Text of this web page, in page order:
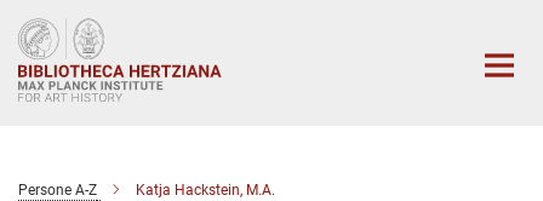
Main-
Content
Persone A-Z Katja Hackstein, M.A.